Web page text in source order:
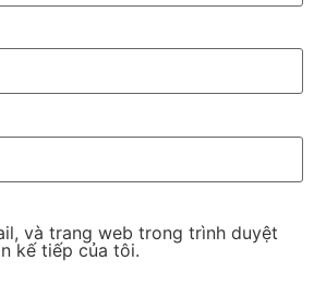
và trang web trong trình duyệt
kế tiếp của tôi.